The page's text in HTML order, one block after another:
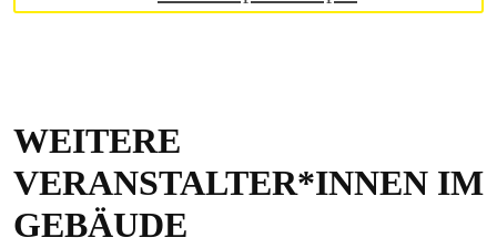
WEITERE
VERANSTALTER*INNEN IM
GEBÄUDE